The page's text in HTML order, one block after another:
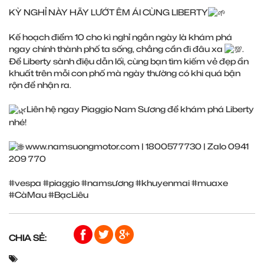
KỲ NGHỈ NÀY HÃY LƯỚT ÊM ÁI CÙNG LIBERTY
Kế hoạch điểm 10 cho kì nghỉ ngắn ngày là khám phá
ngay chính thành phố ta sống, chẳng cần đi đâu xa
.
Để Liberty sành điệu dẫn lối, cùng bạn tìm kiếm vẻ đẹp ẩn
khuất trên mỗi con phố mà ngày thường có khi quá bận
rộn để nhận ra.
Liên hệ ngay Piaggio Nam Sương để khám phá Liberty
nhé!
www.namsuongmotor.com | 1800577730 | Zalo 0941
209 770
#vespa #piaggio#namsương#khuyenmai#muaxe
#CàMau#BạcLiêu
CHIA SẺ: